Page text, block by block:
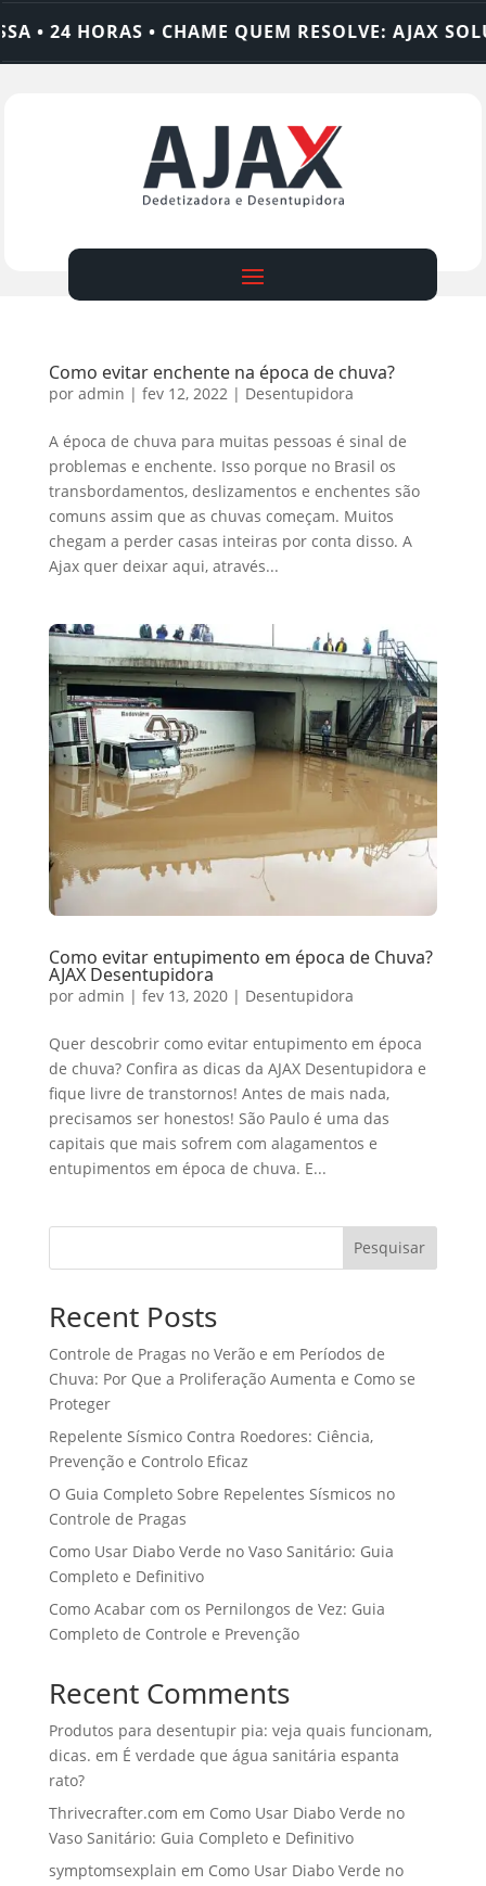
24 HORAS • CHAME QUEM RESOLVE: AJAX
Como evitar enchente na época de chuva?
por admin | fev 12, 2022 | Desentupidora
A época de chuva para muitas pessoas é sinal de
problemas e enchente. Isso porque no Brasil os
transbordamentos, deslizamentos e enchentes são
comuns assim que as chuvas começam. Muitos
chegam a perder casas inteiras por conta disso. A
Ajax quer deixar aqui, através...
Como evitar entupimento em época de Chuva?
AJAX Desentupidora
por admin | fev 13, 2020| Desentupidora
Quer descobrir como evitar entupimento em época
de chuva? Confira as dicas da AJAX Desentupidora e
fique livre de transtornos! Antes de mais nada,
precisamos ser honestos! São Paulo é uma das
capitais que mais sofrem com alagamentos e
entupimentos em época de chuva. E...
Pesquisar
Recent Posts
Controle de Pragas no Verão e em Períodos de
Chuva: Por Que a Proliferação Aumenta e Como se
Proteger
Repelente Sísmico Contra Roedores: Ciência,
Prevenção e Controlo Eficaz
O Guia Completo Sobre Repelentes Sísmicos no
Controle de Pragas
Como Usar Diabo Verde no Vaso Sanitário: Guia
Completo e Definitivo
Como Acabar com os Pernilongos de Vez: Guia
Completo de Controle e Prevenção
Recent Comments
Produtos para desentupir pia: veja quais funcionam,
dicas. em É verdade que água sanitária espanta
rato?
Thrivecrafter.com em Como Usar Diabo Verde no
Vaso Sanitário: Guia Completo e Definitivo
symptomsexplain em Como Usar Diabo Verde no